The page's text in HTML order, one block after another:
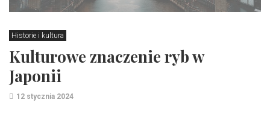
Historie i kultura
Kulturowe znaczenie ryb w
Japonii
12 stycznia 2024